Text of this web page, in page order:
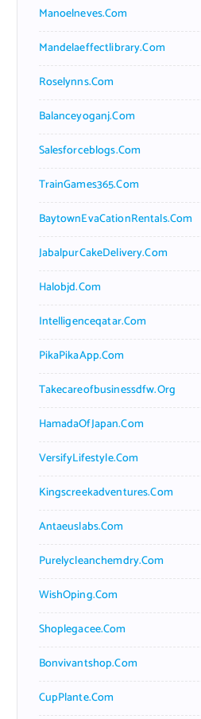
Manoelneves.com
Mandelaeffectlibrary.com
Roselynns.com
Balanceyoganj.com
Salesforceblogs.com
TrainGames365.com
BaytownEvaCationRentals.com
JabalpurCakeDelivery.com
Halobjd.com
Intelligenceqatar.com
PikaPikaApp.com
Takecareofbusinessdfw.org
HamadaOfJapan.com
VersifyLifestyle.com
Kingscreekadventures.com
Antaeuslabs.com
Purelycleanchemdry.com
WishOping.com
Shoplegacee.com
Bonvivantshop.com
CupPlante.com